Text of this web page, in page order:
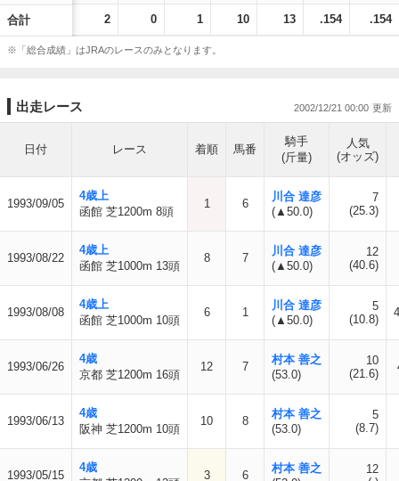
合計 2 0 1 10 13 .154 .154
※「総合成績」はJRAのレースのみとなります。
出走レース 2002/12/21 00:00
日付 レース 着順 馬番
騎手
(斤量)
人気
(オッズ)
1993/09/05
4歳上
函館 芝1200m 8頭
1 6
川合 達彦
(▲50.0)
7
(25.3)
1993/08/22
4歳上
函館 芝1000m 13頭
8 7
川合 達彦
(▲50.0)
12
(40.6)
1993/08/08
4歳上
函館 芝1000m 10頭
6 1
川合 達彦
(▲50.0)
5
(10.8)
1993/06/26
4歳
京都 芝1200m 16頭
12 7
村本 善之
(53.0)
10
(21.6)
1993/06/13
4歳
阪神 芝1200m 10頭
10 8
村本 善之
(53.0)
5
(8.7)
1993/05/15
4歳
3 6
村本 善之
12